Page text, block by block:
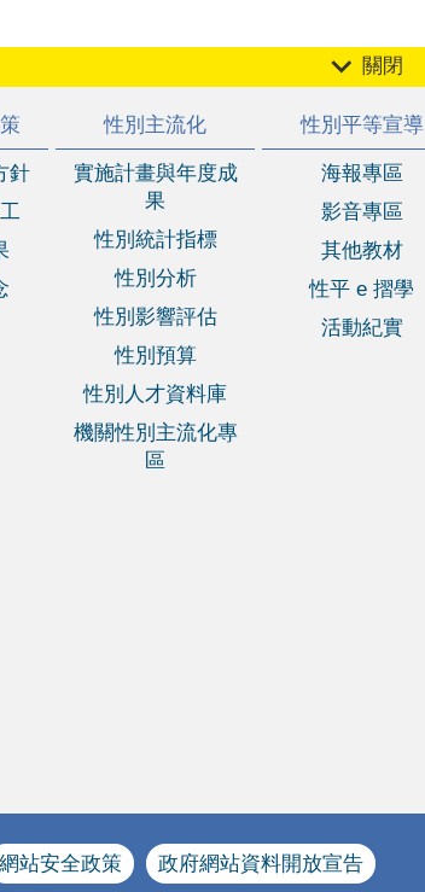
關閉
針
性別主流化
實施計畫與年度成
果
性別統計指標
性別分析
性別影響評估
性別預算
性別人才資料庫
機關性別主流化專
區
性別平等宣導
海報專區
影音專區
其他教材
性平 e 摺學
活動紀實
網站安全政策 政府網站資料開放宣告